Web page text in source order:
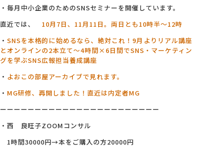
・毎月中小企業のためのSNSセミナーを開催しています。
直近では、 10月7日、11月11日。両日とも10時半～12時
・SNSを本格的に始めるなら、絶対これ！9月よりリアル講座
とオンラインの2本立て～4時間×6日間でSNS・マーケティン
グを学ぶSNS広報担当養成講座
・ よおこの部屋アーカイブで見れます。
・ MG研修、再開しました！直近は内定者MG
ーーーーーーーーーーーーーーーーーーーーーーー
・西 良旺子ZOOMコンサル
1時間30000円→本をご購入の方20000円